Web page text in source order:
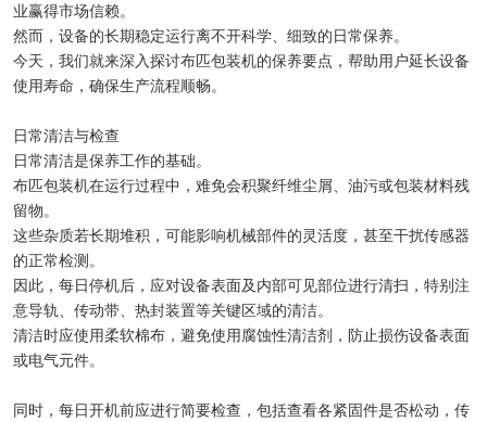
业赢得市场信赖。
然而，设备的长期稳定运行离不开科学、细致的日常保养。
今天，我们就来深入探讨布匹包装机的保养要点，帮助用户延长设备
使用寿命，确保生产流程顺畅。
日常清洁与检查
日常清洁是保养工作的基础。
布匹包装机在运行过程中，难免会积聚纤维尘屑、油污或包装材料残
留物。
这些杂质若长期堆积，可能影响机械部件的灵活度，甚至干扰传感器
的正常检测。
因此，每日停机后，应对设备表面及内部可见部位进行清扫，特别注
意导轨、传动带、热封装置等关键区域的清洁。
清洁时应使用柔软棉布，避免使用腐蚀性清洁剂，防止损伤设备表面
或电气元件。
同时，每日开机前应进行简要检查，包括查看各紧固件是否松动，传